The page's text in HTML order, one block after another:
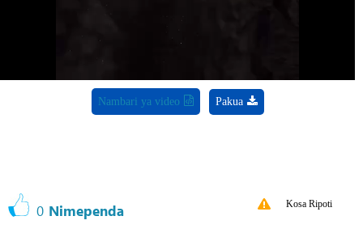
Nambari ya video Pakua
0 Nimependa Kosa Ripoti